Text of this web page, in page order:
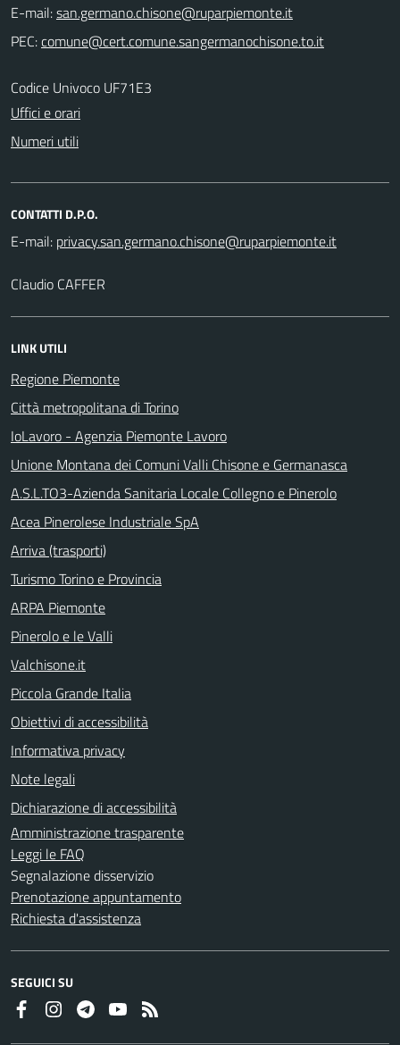
E-mail:
PEC:
Codice Univoco UF71E3
Uffici e orari
Numeri utili
CONTATTI D.P.O.
E-mail:
Claudio CAFFER
LINK UTILI
Regione Piemonte
Città metropolitana di Torino
IoLavoro - Agenzia Piemonte Lavoro
Unione Montana dei Comuni Valli Chisone e Germanasca
A.S.L.TO3-Azienda Sanitaria Locale Collegno e Pinerolo
Acea Pinerolese Industriale SpA
Arriva (trasporti)
Turismo Torino e Provincia
ARPA Piemonte
Pinerolo e le Valli
Valchisone.it
Piccola Grande Italia
Obiettivi di accessibilità
Informativa privacy
Note legali
Dichiarazione di accessibilità
Amministrazione trasparente
Leggi le FAQ
Segnalazione disservizio
Prenotazione appuntamento
Richiesta d'assistenza
SEGUICI SU